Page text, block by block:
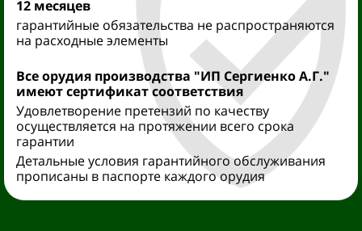
12 месяцев
гарантийные обязательства не распространяются
на расходные элементы
Все орудия производства "ИП Сергиенко А.Г."
имеют сертификат соответствия
Удовлетворение претензий по качеству
осуществляется на протяжении всего срока
гарантии
Детальные условия гарантийного обслуживания
прописаны в паспорте каждого орудия